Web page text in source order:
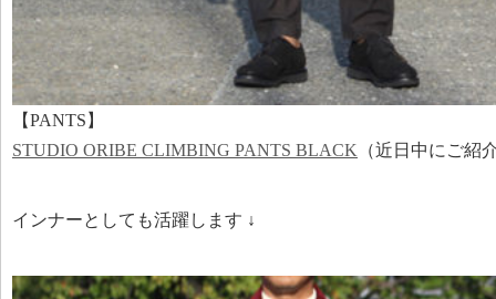
【PANTS】
STUDIO ORIBE CLIMBING PANTS BLACK （近日中にご紹
インナーとしても活躍します ↓